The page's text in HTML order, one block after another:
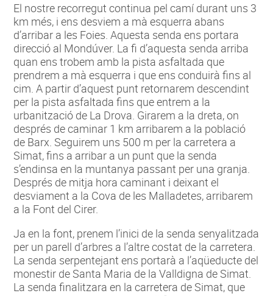
El nostre recorregut continua pel camí durant uns 3
km més, i ens desviem a mà esquerra abans
d’arribar a les Foies. Aquesta senda ens portara
direcció al Mondúver. La fi d’aquesta senda arriba
quan ens trobem amb la pista asfaltada que
prendrem a mà esquerra i que ens conduirà fins al
cim. A partir d’aquest punt retornarem descendint
per la pista asfaltada fins que entrem a la
urbanització de La Drova. Girarem a la dreta, on
després de caminar 1 km arribarem a la població
de Barx. Seguirem uns 500 m per la carretera a
Simat, fins a arribar a un punt que la senda
s’endinsa en la muntanya passant per una granja.
Després de mitja hora caminant i deixant el
desviament a la Cova de les Malladetes, arribarem
a la Font del Cirer.
Ja en la font, prenem l’inici de la senda senyalitzada
per un parell d’arbres a l’altre costat de la carretera.
La senda serpentejant ens portarà a l’aqüeducte del
monestir de Santa Maria de la Valldigna de Simat.
La senda finalitzara en la carretera de Simat, que